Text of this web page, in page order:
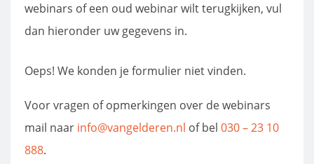
webinars of een oud webinar wilt terugkijken, vul
dan hieronder uw gegevens in.
Oeps! We konden je formulier niet vinden.
Voor vragen of opmerkingen over de webinars
mail naar info@vangelderen.nl of bel 030 – 23 10
888.